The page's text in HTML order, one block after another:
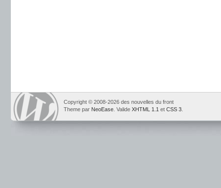
Copyright © 2008-2026 des nouvelles du front
Theme par NeoEase . Valide XHTML 1.1 et CSS 3